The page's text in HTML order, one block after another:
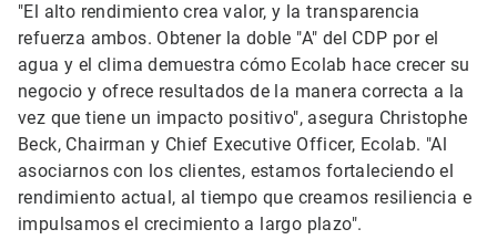
"El alto rendimiento crea valor, y la transparencia
refuerza ambos. Obtener la doble "A" del CDP por el
agua y el clima demuestra cómo Ecolab hace crecer su
negocio y ofrece resultados de la manera correcta a la
vez que tiene un impacto positivo", asegura Christophe
Beck, Chairman y Chief Executive Officer, Ecolab. "Al
asociarnos con los clientes, estamos fortaleciendo el
rendimiento actual, al tiempo que creamos resiliencia e
impulsamos el crecimiento a largo plazo".